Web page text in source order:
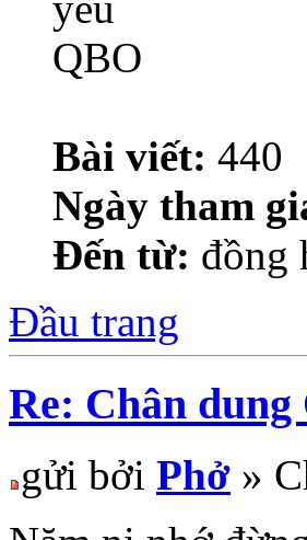
Bài viết: 440
Ngày tham
Đến từ: đồng
Đầu trang
Re: Chân
gửi bởi Phở »